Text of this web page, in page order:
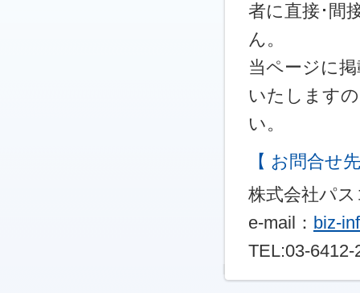
者に直接･間
ん。
当ページに
いたします
い。
【 お問合せ
株式会社パ
e-mail： biz-
TEL:03-6412-